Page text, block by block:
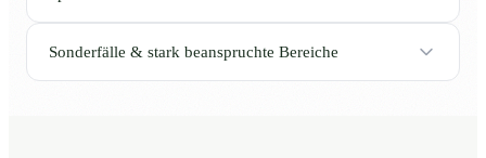
Sonderfälle & stark beanspruchte Bereiche